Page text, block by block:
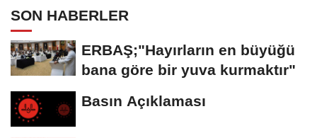
SON HABERLER
ERBAŞ;"Hayırların en büyüğü
bana göre bir yuva kurmaktır"
Basın Açıklaması